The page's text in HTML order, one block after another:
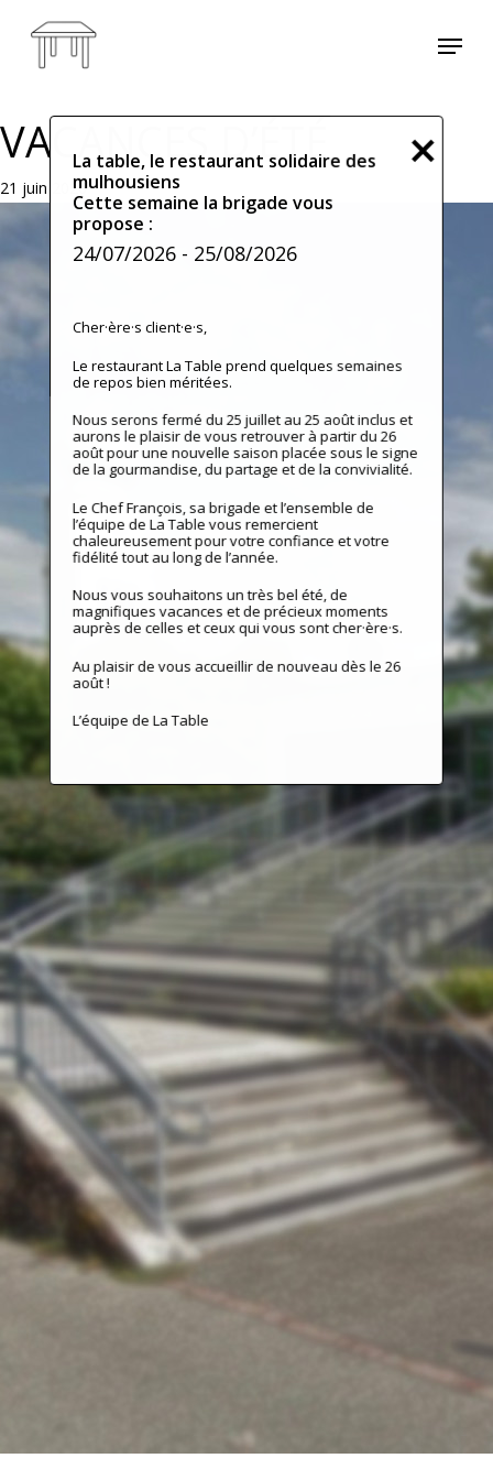
Menu
La table, le restaurant solidaire des
mulhousiens
Cette semaine la brigade vous
propose :
24/07/2026- 25/08/2026
Cher·ère·s client·e·s,
Le restaurant La Table prend quelques semaines
de repos bien méritées.
Nous serons fermé du 25 juillet au 25 août inclus et
aurons le plaisir de vous retrouver à partir du 26
août pour une nouvelle saison placée sous le signe
de la gourmandise, du partage et de la convivialité.
Le Chef François, sa brigade et l’ensemble de
l’équipe de La Table vous remercient
chaleureusement pour votre confiance et votre
fidélité tout au long de l’année.
Nous vous souhaitons un très bel été, de
magnifiques vacances et de précieux moments
auprès de celles et ceux qui vous sont cher·ère·s.
Au plaisir de vous accueillir de nouveau dès le 26
août !
L’équipe de La Table
VACANCES D’ÉTÉ
21 juin 2026